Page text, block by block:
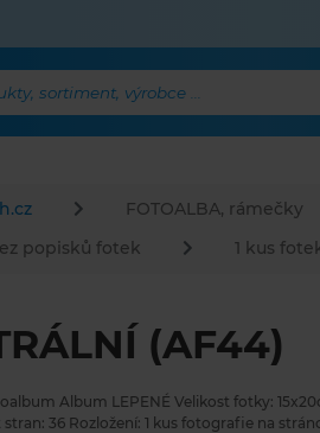
sortiment, výrobce ...
FOTOALBA, rámečky
popisků fotek
1 kus
(AF44)
Album LEPENÉ Velikost fotky:
stran: 36 Rozložení: 1 kus fotografie na